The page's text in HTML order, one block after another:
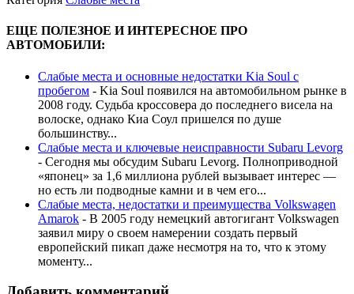
ЕЩЕ ПОЛЕЗНОЕ И ИНТЕРЕСНОЕ ПРО
АВТОМОБИЛИ:
Слабые места и основные недостатки Kia Soul с
пробегом - Kia Soul появился на автомобильном рынке в
2008 году. Судьба кроссовера до последнего висела на
волоске, однако Киа Соул пришелся по душе
большинству...
Слабые места и ключевые неисправности Subaru Levorg
- Сегодня мы обсудим Subaru Levorg. Полноприводной
«японец» за 1,6 миллиона рублей вызывает интерес —
но есть ли подводные камни и в чем его...
Слабые места, недостатки и преимущества Volkswagen
Amarok - В 2005 году немецкий автогигант Volkswagen
заявил миру о своем намерении создать первый
европейский пикап даже несмотря на то, что к этому
моменту...